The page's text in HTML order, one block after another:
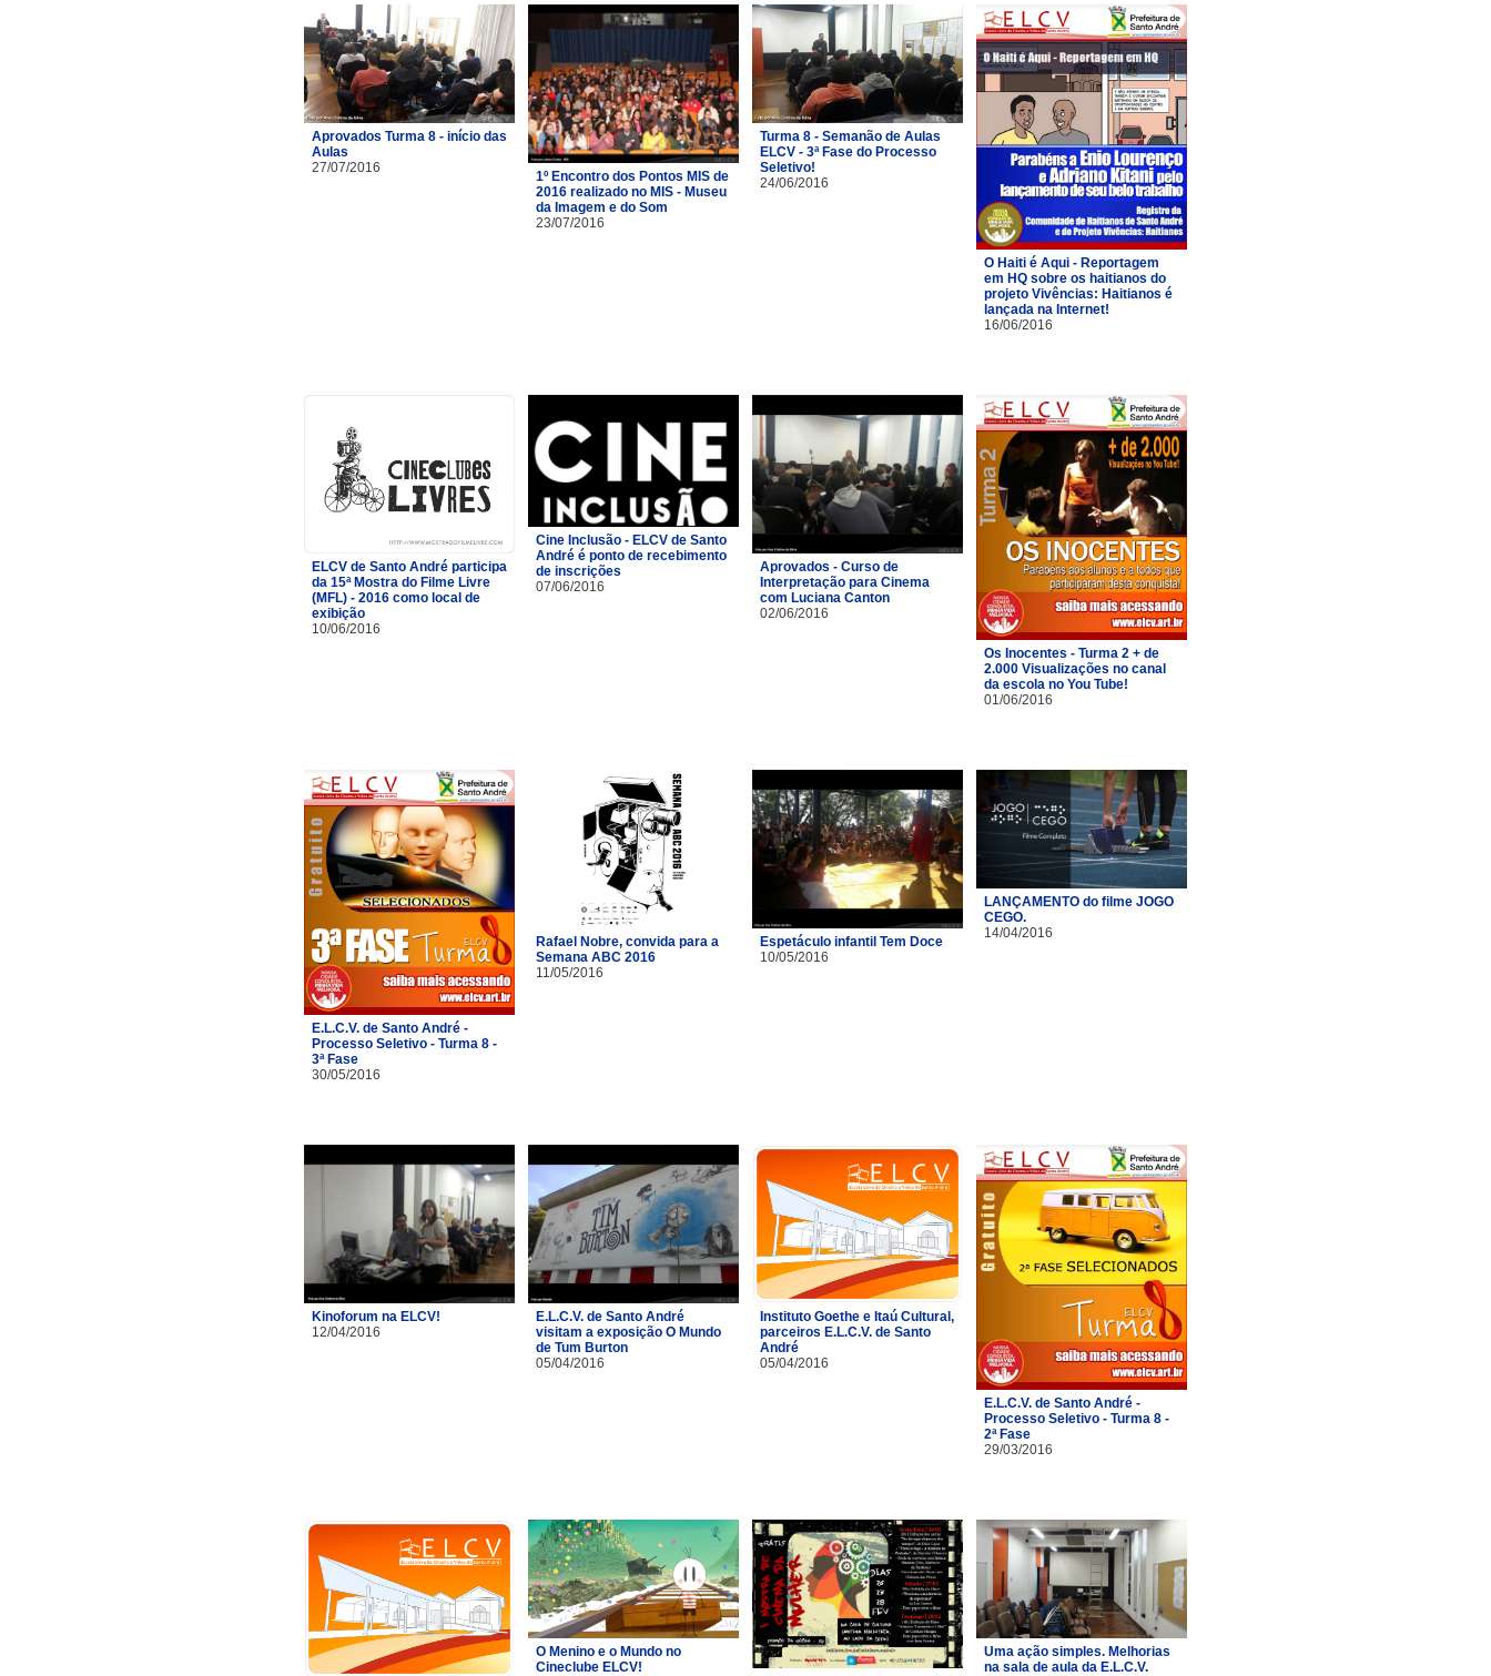
Aprovados Turma 8 - início das
Aulas
27/07/2016
1º Encontro dos Pontos MIS de
2016 realizado no MIS - Museu
da Imagem e do Som
23/07/2016
Turma 8 - Semanão de Aulas
ELCV - 3ª Fase do Processo
Seletivo!
24/06/2016
O Haiti é Aqui - Reportagem
em HQ sobre os haitianos do
projeto Vivências: Haitianos é
lançada na Internet!
16/06/2016
ELCV de Santo André participa
da 15ª Mostra do Filme Livre
(MFL) - 2016 como local de
exibição
10/06/2016
Cine Inclusão - ELCV de Santo
André é ponto de recebimento
de inscrições
07/06/2016
Aprovados - Curso de
Interpretação para Cinema
com Luciana Canton
02/06/2016
Os Inocentes - Turma 2 + de
2.000 Visualizações no canal
da escola no You Tube!
01/06/2016
E.L.C.V. de Santo André -
Processo Seletivo - Turma 8 -
3ª Fase
30/05/2016
Rafael Nobre, convida para a
Semana ABC 2016
11/05/2016
Espetáculo infantil Tem Doce
10/05/2016
LANÇAMENTO do filme JOGO
CEGO.
14/04/2016
Kinoforum na ELCV!
12/04/2016
E.L.C.V. de Santo André
visitam a exposição O Mundo
de Tum Burton
05/04/2016
Instituto Goethe e Itaú Cultural,
parceiros E.L.C.V. de Santo
André
05/04/2016
E.L.C.V. de Santo André -
Processo Seletivo - Turma 8 -
2ª Fase
29/03/2016
O Menino e o Mundo no
Cineclube ELCV!
Uma ação simples. Melhorias
na sala de aula da E.L.C.V.